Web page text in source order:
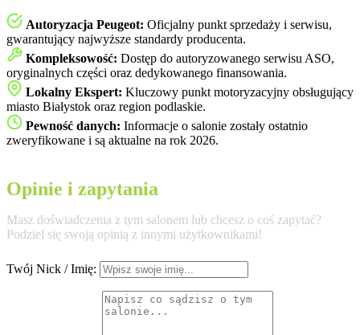
Autoryzacja Peugeot: Oficjalny punkt sprzedaży i serwisu,
gwarantujący najwyższe standardy producenta.
Kompleksowość: Dostęp do autoryzowanego serwisu ASO,
oryginalnych części oraz dedykowanego finansowania.
Lokalny Ekspert: Kluczowy punkt motoryzacyjny obsługujący
miasto Białystok oraz region podlaskie.
Pewność danych: Informacje o salonie zostały ostatnio
zweryfikowane i są aktualne na rok 2026.
Opinie i zapytania
Masz doświadczenia z tym salonem lub chcesz o coś zapytać?
Podziel się swoją opinią z innymi użytkownikami!
Twój Nick / Imię: